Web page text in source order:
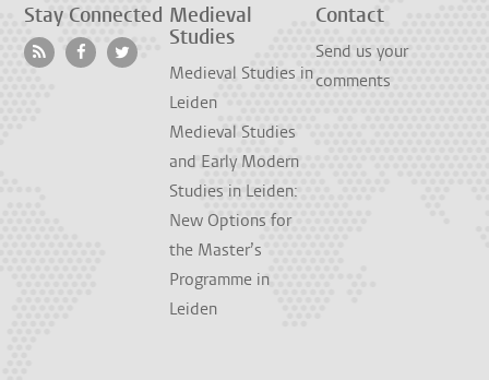
Stay Connected Medieval
Studies
Medieval Studies in
Leiden
Medieval Studies
and Early Modern
Studies in Leiden:
New Options for
the Master’s
Programme in
Leiden
Contact
Send us your
comments